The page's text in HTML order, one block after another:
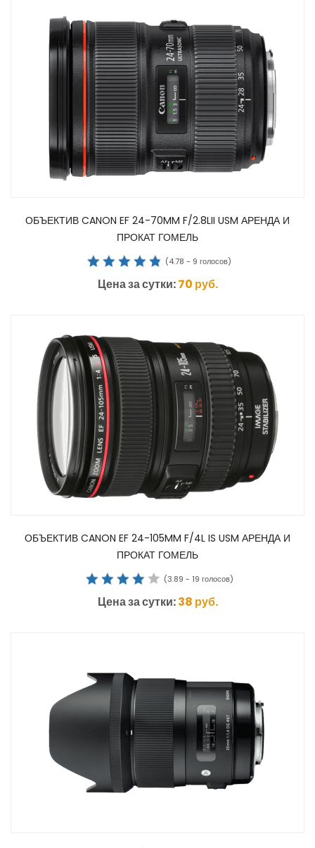
ОБЪЕКТИВ CANON EF 24-70MM F/2.8LII USM АРЕНДА И
ПРОКАТ ГОМЕЛЬ
(4.78 - 9 голосов)
Цена за сутки:70 руб.
ОБЪЕКТИВ CANON EF 24-105MM F/4L IS USM АРЕНДА И
ПРОКАТ ГОМЕЛЬ
(3.89 - 19 голосов)
Цена за сутки:38 руб.